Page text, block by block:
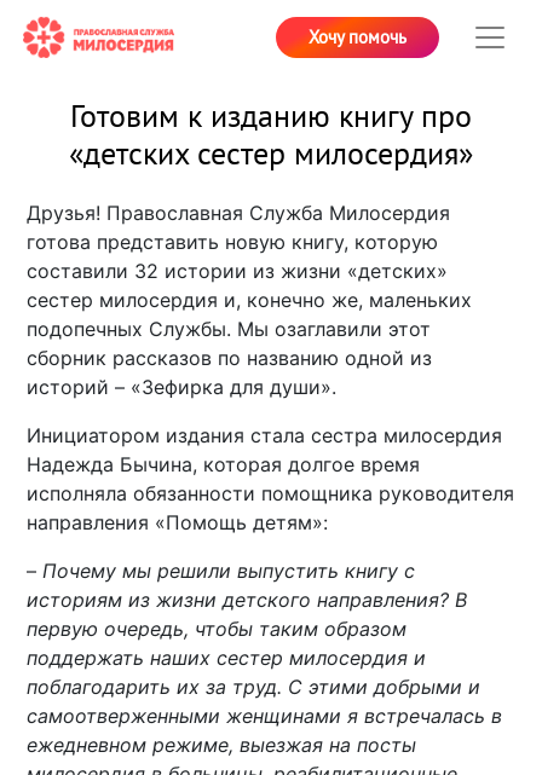
Хочу помочь
Готовим к изданию книгу про
«детских сестер милосердия»
Друзья! Православная Служба Милосердия
готова представить новую книгу, которую
составили 32 истории из жизни «детских»
сестер милосердия и, конечно же, маленьких
подопечных Службы. Мы озаглавили этот
сборник рассказов по названию одной из
историй – «Зефирка для души».
Инициатором издания стала сестра милосердия
Надежда Бычина, которая долгое время
исполняла обязанности помощника руководителя
направления «Помощь детям»:
–Почему мы решили выпустить книгу с
историям из жизни детского направления? В
первую очередь, чтобы таким образом
поддержать наших сестер милосердия и
поблагодарить их за труд. С этими добрыми и
самоотверженными женщинами я встречалась в
ежедневном режиме, выезжая на посты